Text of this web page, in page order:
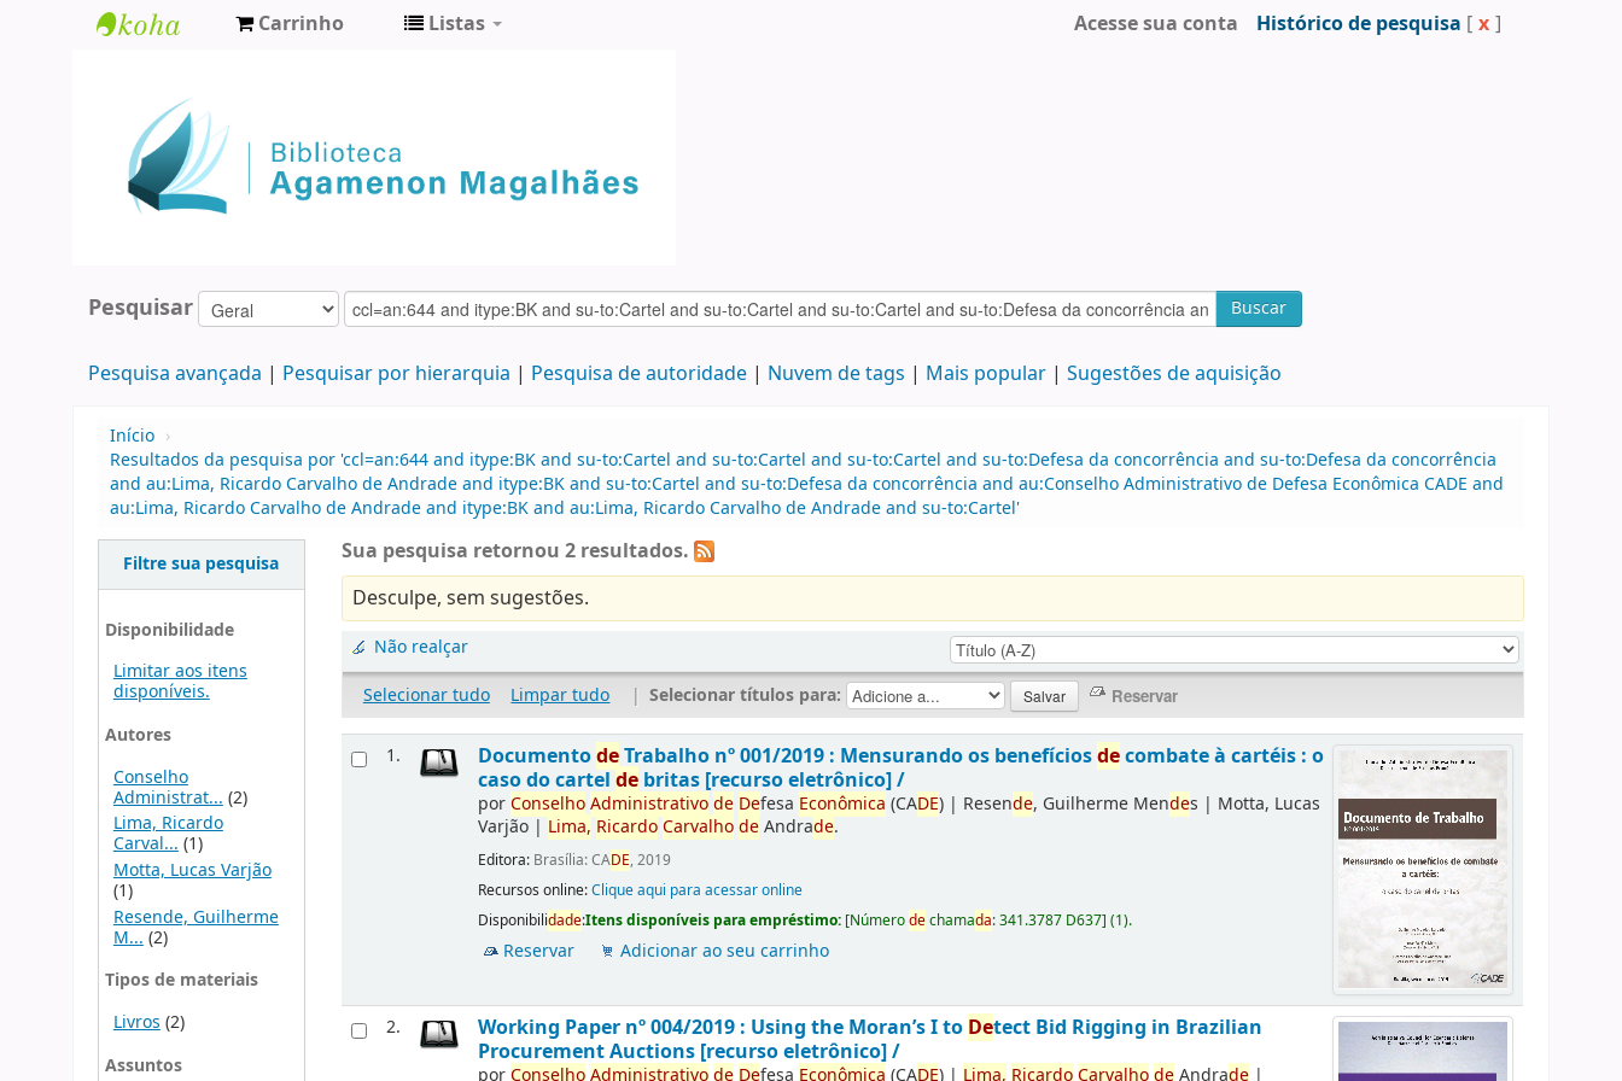
Agamenon
Magalhães
Carrinho Listas Acesse sua conta Histórico de pesquisa [ x ]
Pesquisar Buscar
Pesquisa avançada Pesquisar por hierarquia Pesquisa de autoridade Nuvem de tags Mais popular Sugestões de aquisição
Início ›
Resultados da pesquisa por 'ccl=an:644 and itype:BK and su-to:Cartel and su-to:Cartel and su-to:Cartel and su-to:Defesa da concorrência and su-to:Defesa da concorrência
and au:Lima, Ricardo Carvalho de Andrade and itype:BK and su-to:Cartel and su-to:Defesa da concorrência and au:Conselho Administrativo de Defesa Econômica CADE and
au:Lima, Ricardo Carvalho de Andrade and itype:BK and au:Lima, Ricardo Carvalho de Andrade and su-to:Cartel'
Filtre sua pesquisa
Disponibilidade
Limitar aos itens
disponíveis.
Autores
Conselho
Administrat... (2)
Lima, Ricardo
Carval...(1)
Motta, Lucas Varjão
(1)
Resende, Guilherme
M... (2)
Tipos de materiais
Livros (2)
Assuntos
Sua pesquisa retornou 2 resultados.
Desculpe, sem sugestões.
Não realçar
Selecionar tudo
Limpar tudo | Selecionar títulos para:
1. DocumentodeTrabalho nº 001/2019 : Mensurando os benefíciosdecombate à cartéis : o
caso do cartelde britas [recurso eletrônico] /
porConselhoAdministrativode Defesa Econômica (CADE) | Resende, Guilherme Mendes | Motta, Lucas
Varjão | Lima, RicardoCarvalhodeAndrade.
Editora: Brasília: CADE, 2019
Recursos online:Clique aqui para acessar online
Disponibilidade:Itens disponíveis para empréstimo: [Númerodechamada:341.3787 D637](1).
Reservar Adicionar ao seu carrinho
2. Working Paper nº 004/2019 : Using the Moran’s I to Detect Bid Rigging in Brazilian
Procurement Auctions [recurso eletrônico] /